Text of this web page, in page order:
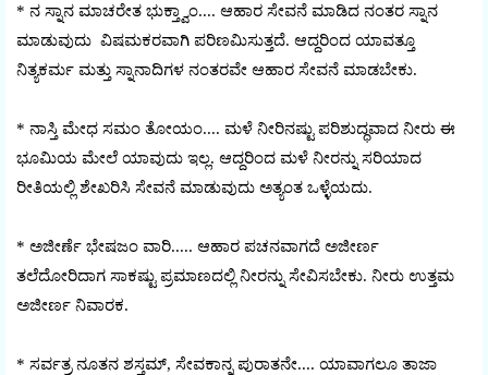
* ನ ಸ್ನಾನ ಮಾಚರೇತ ಭುಕ್ತ್ವಾಂ.... ಆಹಾರ ಸೇವನೆ ಮಾಡಿದ ನಂತರ ಸ್ನಾನ
ಮಾಡುವುದು ವಿಷಮಕರವಾಗಿ ಪರಿಣಮಿಸುತ್ತದೆ. ಆದ್ದರಿಂದ ಯಾವತ್ತೂ
ನಿತ್ಯಕರ್ಮ ಮತ್ತು ಸ್ನಾನಾದಿಗಳ ನಂತರವೇ ಆಹಾರ ಸೇವನೆ ಮಾಡಬೇಕು.
* ನಾಸ್ತಿ ಮೇಧ ಸಮಂ ತೋಯಂ.... ಮಳೆ ನೀರಿನಷ್ಟು ಪರಿಶುದ್ಧವಾದ ನೀರು ಈ
ಭೂಮಿಯ ಮೇಲೆ ಯಾವುದು ಇಲ್ಲ. ಆದ್ದರಿಂದ ಮಳೆ ನೀರನ್ನು ಸರಿಯಾದ
ರೀತಿಯಲ್ಲಿ ಶೇಖರಿಸಿ ಸೇವನೆ ಮಾಡುವುದು ಅತ್ಯಂತ ಒಳ್ಳೆಯದು.
* ಅಜೀರ್ಣೆ ಭೇಷಜಂ ವಾರಿ..... ಆಹಾರ ಪಚನವಾಗದೆ ಅಜೀರ್ಣ
ತಲೆದೋರಿದಾಗ ಸಾಕಷ್ಟು ಪ್ರಮಾಣದಲ್ಲಿ ನೀರನ್ನು ಸೇವಿಸಬೇಕು. ನೀರು ಉತ್ತಮ
ಅಜೀರ್ಣ ನಿವಾರಕ.
* ಸರ್ವತ್ರ ನೂತನ ಶಸ್ತಮ್, ಸೇವಕಾನ್ನ ಪುರಾತನೇ.... ಯಾವಾಗಲೂ ತಾಜಾ